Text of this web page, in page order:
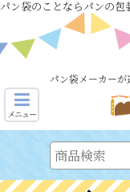
パン袋のことならパンの
パン袋メーカー
メニュー